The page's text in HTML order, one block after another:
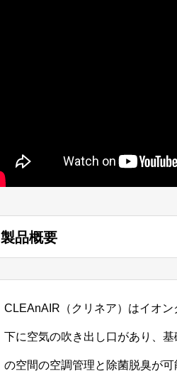
製品概要
CLEAnAIR（クリネア）はイオ
下に空気の吹き出し口があり、
の空間の空調管理と除菌脱臭が